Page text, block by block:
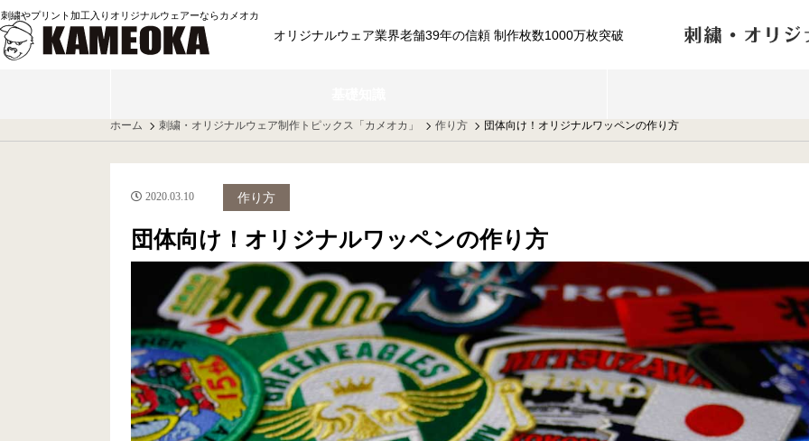
刺繍やプリント加工入りオリジナルウェアーならカメオカ
オリジナルウェア業界老舗39年の信頼 制作枚数1000万枚突破
ホーム 刺繍・オリジナルウェア制作トピックス「カメオカ」 作り方 団体向け！オリジナルワッペンの作り方
2020.03.10 作り方
団体向け！オリジナルワッペンの作り方